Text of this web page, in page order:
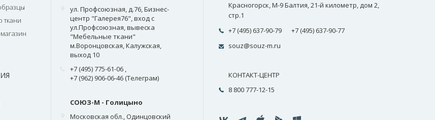
ткани
ул. Профсоюзная, д.76, Бизнес-
центр "Галерея76", вход с
ул.Профсоюзная, вывеска
"Мебельные ткани"
м.Воронцовская, Калужская,
выход 10
+7 (495) 775-61-06 ,
+7 (962) 906-06-46 (Телеграм)
СОЮЗ-М - Голицыно
Московская обл., Одинцовский
Красногорск, М-9 Балтия, 21-й километр, дом 2,
стр.1
+7 (495) 637-90-79
+7 (495) 637-90-77
souz@souz-m.ru
КОНТАКТ-ЦЕНТР
8 800 777-12-15